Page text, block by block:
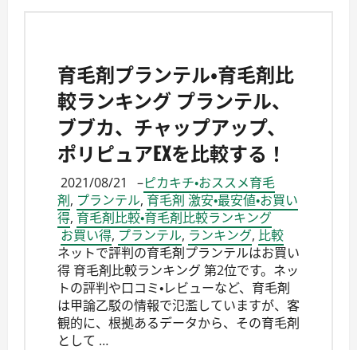
育毛剤プランテル・育毛剤比
較ランキング プランテル、
ブブカ、チャップアップ、
ポリピュアEXを比較する！
2021/08/21 –ピカキチ・おススメ育毛
剤, プランテル, 育毛剤 激安・最安値・お買い
得, 育毛剤比較・育毛剤比較ランキング
お買い得, プランテル, ランキング, 比較
ネットで評判の育毛剤プランテルはお買い
得 育毛剤比較ランキング 第2位です。ネッ
トの評判や口コミ・レビューなど、育毛剤
は甲論乙駁の情報で氾濫していますが、客
観的に、根拠あるデータから、その育毛剤
として …